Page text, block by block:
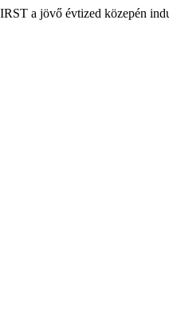
a jövő évtized közepén